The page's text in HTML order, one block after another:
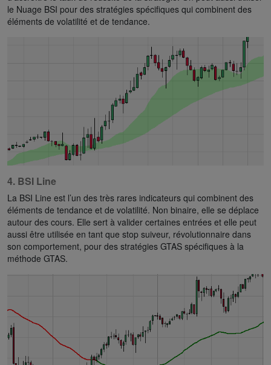
le Nuage BSI pour des stratégies spécifiques qui combinent des
éléments de volatilité et de tendance.
4. BSI Line
La BSI Line est l’un des très rares indicateurs qui combinent des
éléments de tendance et de volatilité. Non binaire, elle se déplace
autour des cours. Elle sert à valider certaines entrées et elle peut
aussi être utilisée en tant que stop suiveur, révolutionnaire dans
son comportement, pour des stratégies GTAS spécifiques à la
méthode GTAS.